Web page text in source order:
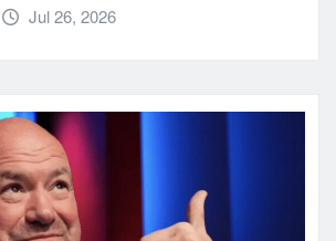
Jul 26, 2026